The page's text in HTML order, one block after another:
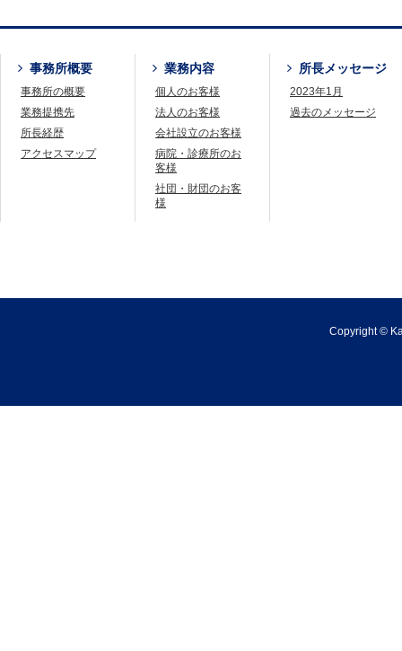
事務所概要
事務所の概要
業務提携先
所長経歴
アクセスマップ
業務内容
個人のお客様
法人のお客様
会社設立のお客様
病院・診療所のお
客様
社団・財団のお客
様
所長メッセージ
2023年1月
過去のメッセージ
Copyright ©